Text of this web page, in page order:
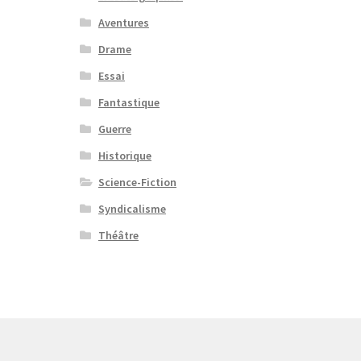
Aventures
Drame
Essai
Fantastique
Guerre
Historique
Science-Fiction
Syndicalisme
Théâtre